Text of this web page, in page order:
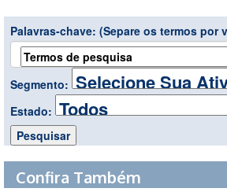
Palavras-chave: (Separe os termos por
Segmento:
Estado:
Confira Também